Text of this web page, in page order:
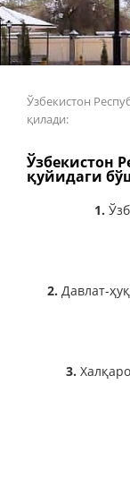
Ўзбекистон
қилади:
Ўзбекистон
қуйидаги
1.
2. Давлат-
3.